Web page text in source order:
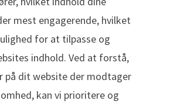
mest engagerende, hvilket
for at tilpasse og
indhold. Ved at forstå,
på dit website der modtager
kan vi prioritere og